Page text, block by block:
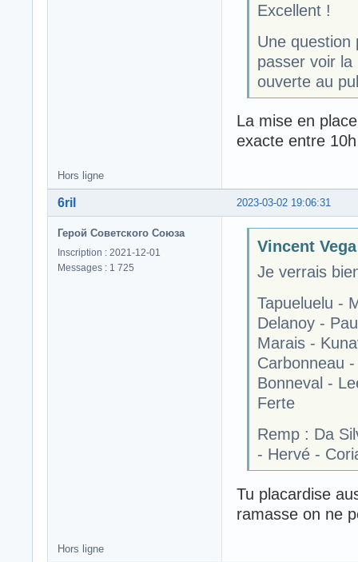
Excellent !
Une question
passer voir
ouverte au
La mise en
exacte entre
Hors ligne
2023-03-02 19:06:31
6ril
Герой Советского Союза
Inscription : 2021-12-01
Messages : 1 725
Vincent
Je verrais
Tapueluelu -
Delanoy -
Marais -
Carbonneau
Bonneval -
Ferte
Remp : Da
- Hervé -
Tu placardise
ramasse on ne
Hors ligne